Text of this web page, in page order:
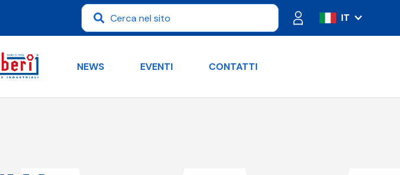
IT
ES
DE
NEWS EVENTI CONTATTI